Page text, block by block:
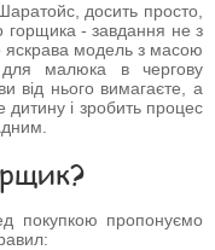
досить просто,
горщика - завдання не з
яскрава модель з масою
для малюка в чергову
від нього вимагаєте, а
дитину і зробить процес
покупкою пропонуємо